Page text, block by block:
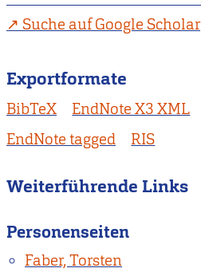
Suche auf Google Scholar
Exportformate
BibTeX EndNote X3 XML
EndNote tagged
RIS
Weiterführende Links
Personenseiten
Faber, Torsten